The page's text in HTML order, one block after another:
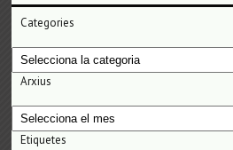
Categories
Categories
Arxius
Arxius
Etiquetes